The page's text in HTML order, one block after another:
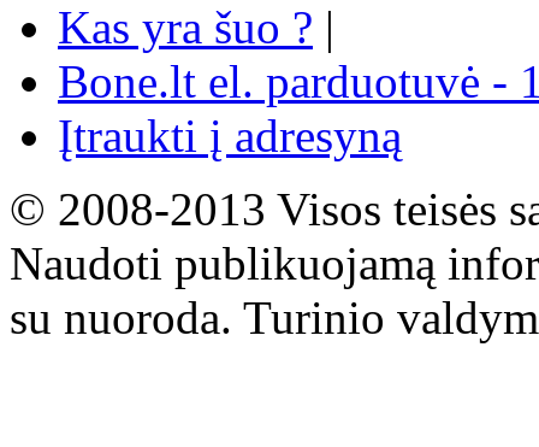
Kas yra šuo ? |
Bone.lt el. parduotuvė -
Įtraukti į adresyną
© 2008-2013 Visos teisės
Naudoti publikuojamą
su nuoroda. Turinio